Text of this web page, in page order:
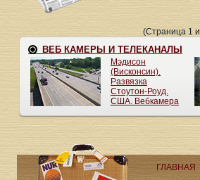
(Страница 1
ГЛАВНАЯ